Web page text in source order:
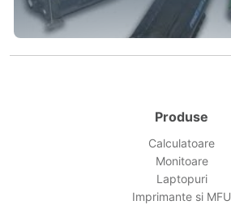
Produse
Calculatoare
Monitoare
Laptopuri
Imprimante si MFU